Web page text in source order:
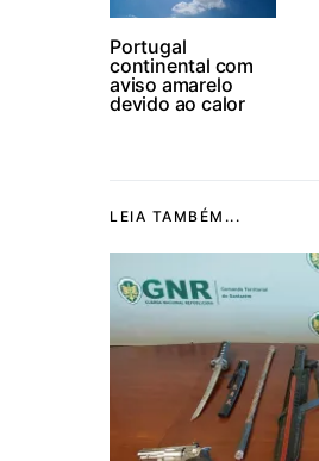
Portugal
continental com
aviso amarelo
devido ao calor
LEIA TAMBÉM...